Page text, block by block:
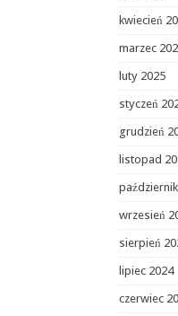
kwiecień
marzec
luty 2025
styczeń
grudzień
listopad
wrzesień
sierpień
lipiec 2024
czerwiec